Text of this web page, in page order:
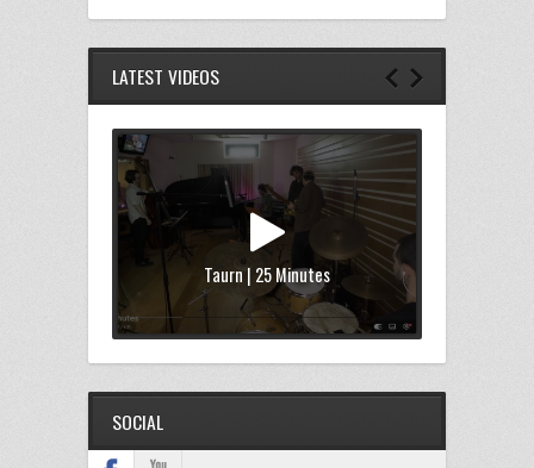
LATEST VIDEOS
Taurn | 25 Minutes
SOCIAL